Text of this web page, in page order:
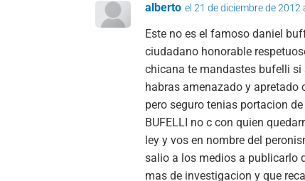
alberto el 21 de diciembre de 2012
Este no es el famoso daniel
ciudadano honorable
chicana te mandastes bufelli
habras amenazado y apretado
pero seguro tenias portacion
BUFELLI no c con quien
ley y vos en nombre del
salio a los medios a publicarlo
mas de investigacion y que